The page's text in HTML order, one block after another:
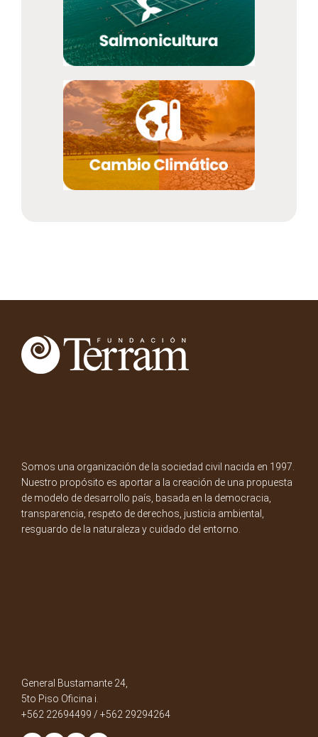
Somos una organización de la sociedad civil nacida en 1997.
Nuestro propósito es aportar a la creación de una propuesta
de modelo de desarrollo país, basada en la democracia,
transparencia, respeto de derechos, justicia ambiental,
resguardo de la naturaleza y cuidado del entorno.
General Bustamante 24,
5to Piso Oficina i.
+562 22694499 / +562 29294264